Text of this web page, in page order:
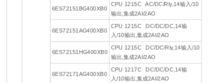
6ES72151BG400XB0
CPU 1215C AC/DC/Rly,14输入/10
输出,集成2AI/2AO
6ES72151AG400XB0
CPU 1215C DC/DC/DC,14输
入/10输出,集成2AI/2AO
6ES72151HG400XB0
CPU 1215C DC/DC/Rly,14输入/10
输出,集成2AI/2AO
6ES72171AG400XB0
CPU 1217C DC/DC/DC,14输
入/10输出,集成2AI/2AO